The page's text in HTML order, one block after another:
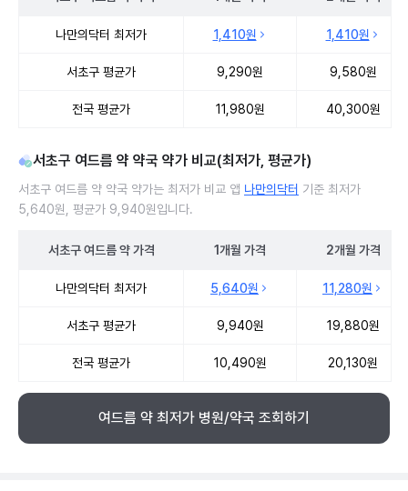
나만의닥터 최저가 1,410원 1,410원
서초구 평균가 9,290원 9,580원
전국 평균가 11,980원 40,300원
서초구 여드름 약 약국 약가 비교(최저가, 평균가)
서초구 여드름 약 약국 약가는 최저가 비교 앱 나만의닥터 기준 최저가
5,640원, 평균가 9,940원입니다.
서초구 여드름 약가격 1개월 가격 2개월 가격
나만의닥터 최저가 5,640원 11,280원
서초구 평균가 9,940원 19,880원
전국 평균가 10,490원 20,130원
여드름 약 최저가 병원/약국 조회하기